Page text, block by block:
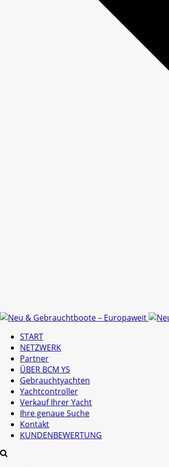
START
NETZWERK
Partner
ÜBER BCM YS
Gebrauchtyachten
Yachtcontroller
Verkauf Ihrer Yacht
Ihre genaue Suche
Kontakt
KUNDENBEWERTUNG